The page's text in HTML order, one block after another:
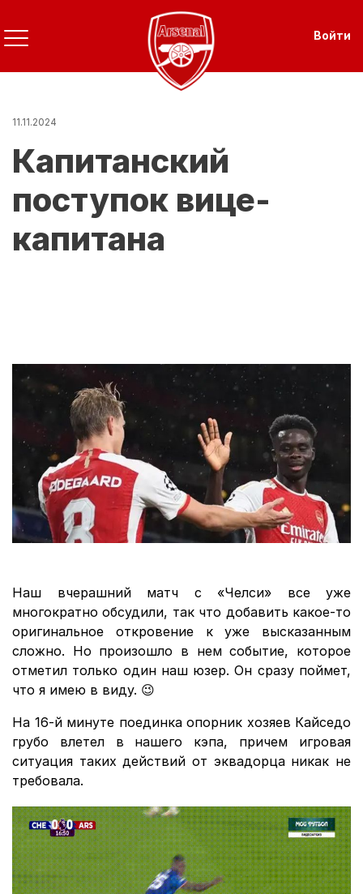
Перейти
к
основному
содержанию
Войти
11.11.2024
Капитанский
поступок вице-
капитана
Наш вчерашний матч с «Челси» все уже
многократно обсудили, так что добавить какое-то
оригинальное откровение к уже высказанным
сложно. Но произошло в нем событие, которое
отметил только один наш юзер. Он сразу поймет,
что я имею в виду. 😉
На 16-й минуте поединка опорник хозяев Кайседо
грубо влетел в нашего кэпа, причем игровая
ситуация таких действий от эквадорца никак не
требовала.